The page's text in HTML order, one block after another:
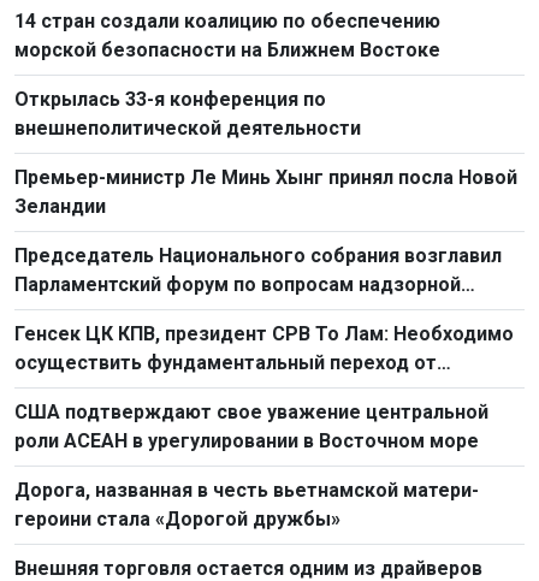
14 стран создали коалицию по обеспечению
морской безопасности на Ближнем Востоке
Открылась 33-я конференция по
внешнеполитической деятельности
Премьер-министр Ле Минь Хынг принял посла Новой
Зеландии
Председатель Национального собрания возглавил
Парламентский форум по вопросам надзорной
деятельности 2026 г.
Генсек ЦК КПВ, президент СРВ То Лам: Необходимо
осуществить фундаментальный переход от
простого труда к созидательному труду
США подтверждают свое уважение центральной
роли АСЕАН в урегулировании в Восточном море
Дорога, названная в честь вьетнамской матери-
героини стала «Дорогой дружбы»
Внешняя торговля остается одним из драйверов